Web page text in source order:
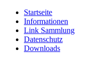
Startseite
Informationen
Link Sammlung
Datenschutz
Downloads